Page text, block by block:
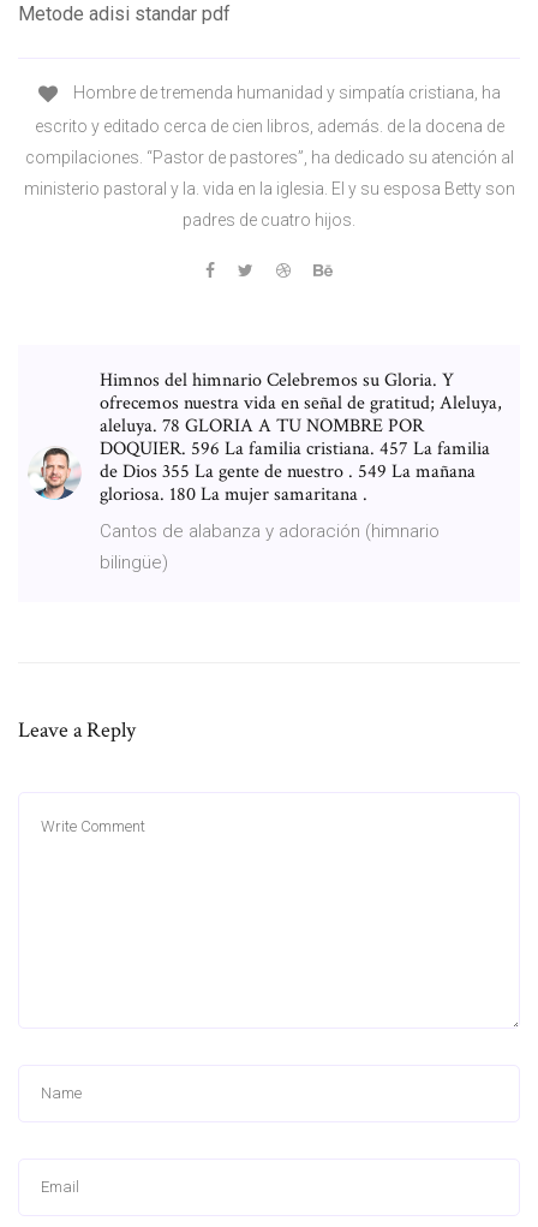
Metode adisi standar pdf
Hombre de tremenda humanidad y simpatía cristiana, ha
escrito y editado cerca de cien libros, además. de la docena de
compilaciones. “Pastor de pastores”, ha dedicado su atención al
ministerio pastoral y la. vida en la iglesia. El y su esposa Betty son
padres de cuatro hijos.
Himnos del himnario Celebremos su Gloria. Y
ofrecemos nuestra vida en señal de gratitud; Aleluya,
aleluya. 78 GLORIA A TU NOMBRE POR
DOQUIER. 596 La familia cristiana. 457 La familia
de Dios 355 La gente de nuestro . 549 La mañana
gloriosa. 180 La mujer samaritana .
Cantos de alabanza y adoración (himnario
bilingüe)
Leave a Reply